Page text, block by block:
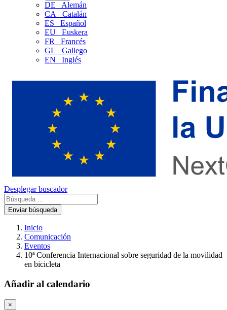
DE
Alemán
CA
Catalán
ES
Español
EU
Euskera
FR
Francés
GL
Gallego
EN
Inglés
Desplegar buscador
Enviar búsqueda
Inicio
Comunicación
Eventos
10ª Conferencia Internacional sobre seguridad de la movilidad
en bicicleta
Añadir al calendario
×